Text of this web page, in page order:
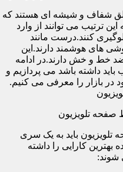
شفاف و شیشه ای هستند که
ترتیب می توانند از وارد
کنند.درست مانند
های هوشمند دارند.این
خط و خش دارند.در ادامه
داشته باشد می پردازیم و
بازار را معرفی می کنیم.
صفحه تلویزیون
تلویزیون باید به یک سری
بهترین کارایی را داشته
شوند: